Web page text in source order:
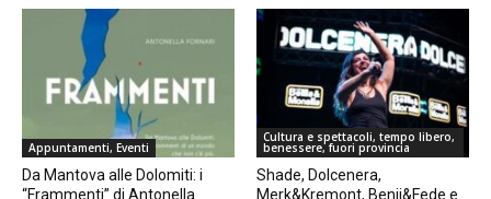
Appuntamenti, Eventi
Da Mantova alle Dolomiti: i
“Frammenti” di Antonella
Cultura e spettacoli, tempo libero,
benessere, fuori provincia
Shade, Dolcenera,
Merk&Kremont, Benji&Fede e